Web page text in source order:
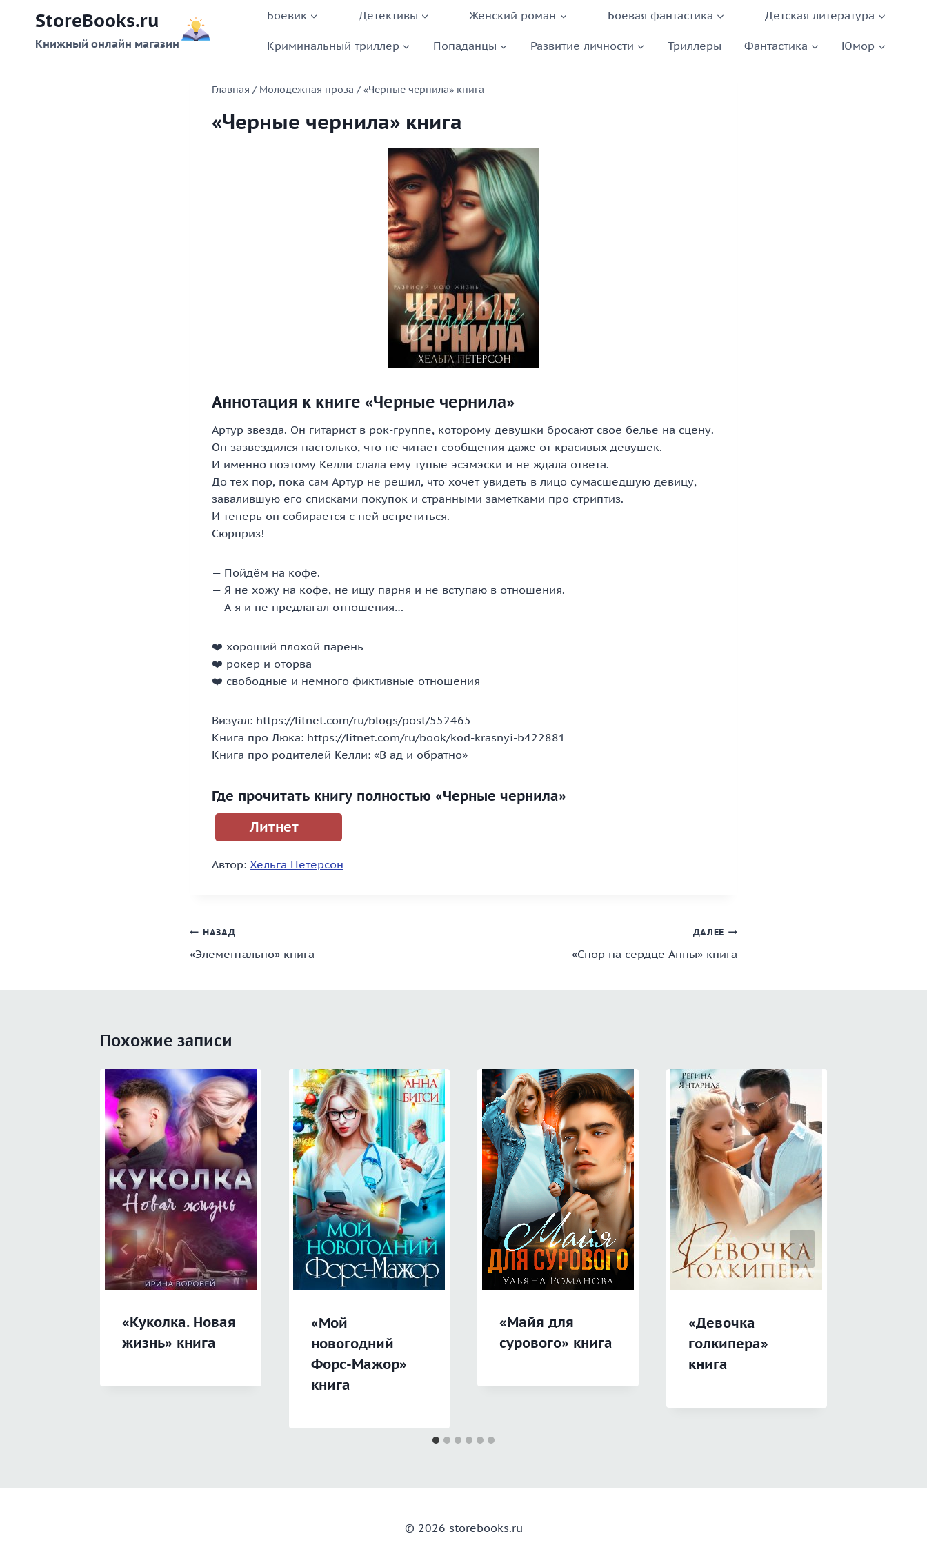
содержимому
StoreBooks.ru
Книжный онлайн магазин
Боевик Детективы Женский роман Боевая фантастика Детская литература
Криминальный триллер Попаданцы Развитие личности Триллеры Фантастика Юмор
Главная / Молодежная проза / «Черные чернила» книга
«Черные чернила» книга
Аннотация к книге «Черные чернила»
Артур звезда. Он гитарист в рок-группе, которому девушки бросают свое белье на сцену.
Он зазвездился настолько, что не читает сообщения даже от красивых девушек.
И именно поэтому Келли слала ему тупые эсэмэски и не ждала ответа.
До тех пор, пока сам Артур не решил, что хочет увидеть в лицо сумасшедшую девицу,
завалившую его списками покупок и странными заметками про стриптиз.
И теперь он собирается с ней встретиться.
Сюрприз!
— Пойдём на кофе.
— Я не хожу на кофе, не ищу парня и не вступаю в отношения.
— А я и не предлагал отношения…
❤️ хороший плохой парень
❤️ рокер и оторва
❤️ свободные и немного фиктивные отношения
Визуал: https://litnet.com/ru/blogs/post/552465
Книга про Люка: https://litnet.com/ru/book/kod-krasnyi-b422881
Книга про родителей Келли: «В ад и обратно»
Где прочитать книгу полностью «Черные чернила»
Литнет
Автор: Хельга Петерсон
Навигация
по
НАЗАД
«Элементально» книга
ДАЛЕЕ
«Спор на сердце Анны» книга
Похожие записи
«Куколка. Новая
жизнь» книга
«Мой
новогодний
Форс-Мажор»
книга
«Майя для
сурового» книга
«Девочка
голкипера»
книга
© 2026 storebooks.ru